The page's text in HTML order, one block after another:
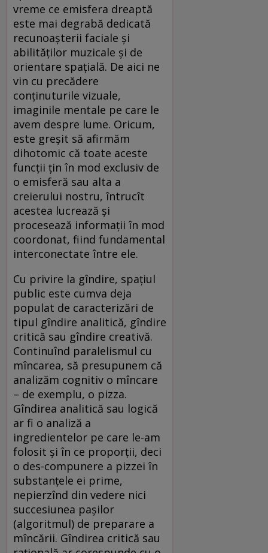
vreme ce emisfera dreaptă
este mai degrabă dedicată
recunoașterii faciale și
abilităților muzicale și de
orientare spațială. De aici ne
vin cu precădere
conținuturile vizuale,
imaginile mentale pe care le
avem despre lume. Oricum,
este greșit să afirmăm
dihotomic că toate aceste
funcții țin în mod exclusiv de
o emisferă sau alta a
creierului nostru, întrucît
acestea lucrează și
procesează informații în mod
coordonat, fiind fundamental
interconectate între ele.
Cu privire la gîndire, spațiul
public este cumva deja
populat de caracterizări de
tipul gîndire analitică, gîndire
critică sau gîndire creativă.
Continuînd paralelismul cu
mîncarea, să presupunem că
analizăm cognitiv o mîncare
– de exemplu, o pizza.
Gîndirea analitică sau logică
ar fi o analiză a
ingredientelor pe care le-am
folosit și în ce proporții, deci
o des-compunere a pizzei în
substanțele ei prime,
nepierzînd din vedere nici
succesiunea pașilor
(algoritmul) de preparare a
mîncării. Gîndirea critică sau